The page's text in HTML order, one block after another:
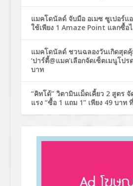
แมคโดนัลด์ จับมือ อเมซ ซูเปอร์แ
ใช้เพียง 1 Amaze Point แลกซื้อ
แมคโดนัลด์ ชวนฉลองวันเกิดสุด
‘ปาร์ตี้@แมค’เลือกจัดเซ็ตเมนูโปร
บาท
“คิทโด้” วิตามินเม็ดเคี้ยว 2 สูตร จั
แรง “ซื้อ 1 แถม 1” เพียง 49 บาท